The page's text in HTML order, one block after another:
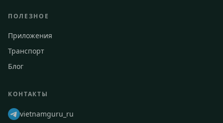
ПОЛЕЗНОЕ
Приложения
Транспорт
Блог
КОНТАКТЫ
vietnamguru_ru